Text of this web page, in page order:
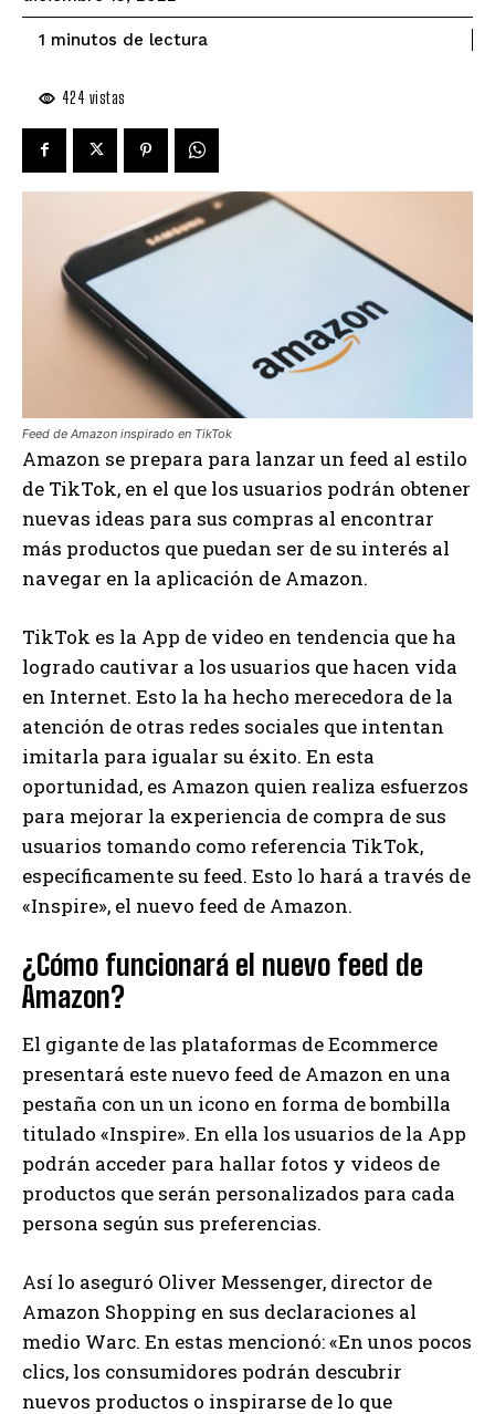
1 minutos de lectura
424 vistas
Feed de Amazon inspirado en TikTok
Amazon se prepara para lanzar un feed al estilo
de TikTok, en el que los usuarios podrán obtener
nuevas ideas para sus compras al encontrar
más productos que puedan ser de su interés al
navegar en la aplicación de Amazon.
TikTok es la App de video en tendencia que ha
logrado cautivar a los usuarios que hacen vida
en Internet. Esto la ha hecho merecedora de la
atención de otras redes sociales que intentan
imitarla para igualar su éxito. En esta
oportunidad, es Amazon quien realiza esfuerzos
para mejorar la experiencia de compra de sus
usuarios tomando como referencia TikTok,
específicamente su feed. Esto lo hará a través de
«Inspire», el nuevo feed de Amazon.
¿Cómo funcionará el nuevo feed de
Amazon?
El gigante de las plataformas de Ecommerce
presentará este nuevo feed de Amazon en una
pestaña con un un icono en forma de bombilla
titulado «Inspire». En ella los usuarios de la App
podrán acceder para hallar fotos y videos de
productos que serán personalizados para cada
persona según sus preferencias.
Así lo aseguró Oliver Messenger, director de
Amazon Shopping en sus declaraciones al
medio Warc. En estas mencionó: «En unos pocos
clics, los consumidores podrán descubrir
nuevos productos o inspirarse de lo que